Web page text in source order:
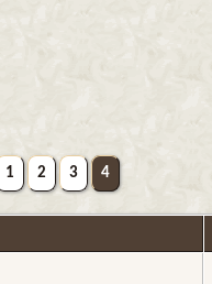
1 2 3 4